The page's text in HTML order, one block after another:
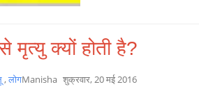
क्यों होती है?
Manisha शुक्रवार, 20 मई 2016
,लोग